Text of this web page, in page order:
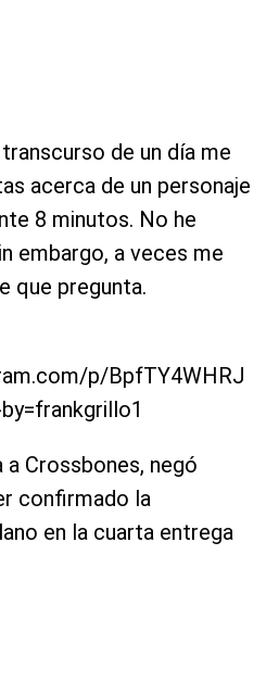
de un día me
acerca de un personaje
8 minutos. No he
embargo, a veces me
que pregunta.
p/BpfTY4WHRJ
Crossbones, negó
confirmado la
en la cuarta entrega